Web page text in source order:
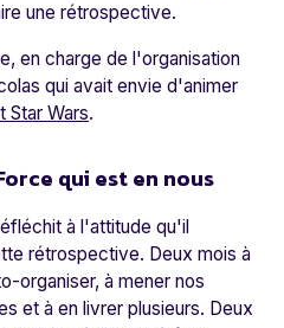
une rétrospective.
en charge de l'organisation
qui avait envie d'animer
Star Wars.
qui est en nous
à l'attitude qu'il
rétrospective. Deux mois à
organiser, à mener nos
et à en livrer plusieurs. Deux